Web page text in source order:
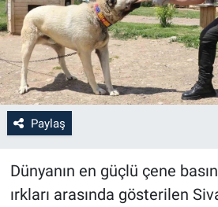
Paylaş
Dünyanın en güçlü çene
ırkları arasında gösterilen